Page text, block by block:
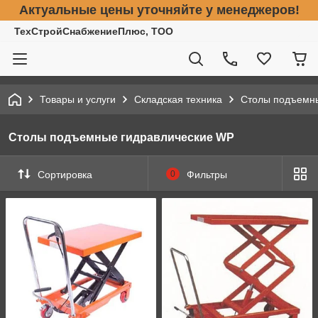
Актуальные цены уточняйте у менеджеров!
ТехСтройСнабжениеПлюс, ТОО
Товары и услуги Складская техника Столы
Столы подъемные гидравлические WP
Сортировка 0 Фильтры